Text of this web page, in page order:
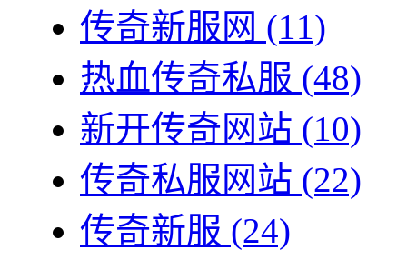
传奇新服网 (11)
热血传奇私服 (48)
新开传奇网站 (10)
传奇私服网站 (22)
传奇新服 (24)